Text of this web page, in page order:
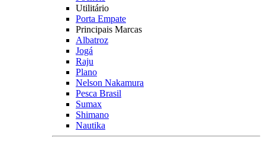
Utilitário
Porta Empate
Principais Marcas
Albatroz
Jogá
Raju
Plano
Nelson Nakamura
Pesca Brasil
Sumax
Shimano
Nautika